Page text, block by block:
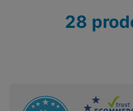
28
Sdružení